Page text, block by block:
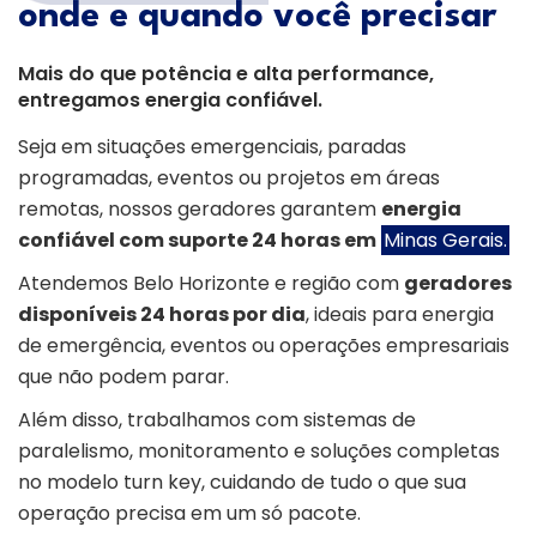
onde e quando você precisar
Mais do que potência e alta performance,
entregamos energia confiável.
Seja em situações emergenciais, paradas
programadas, eventos ou projetos em áreas
remotas, nossos geradores garantem energia
confiável com suporte 24 horas em Minas Gerais.
Atendemos Belo Horizonte e região com geradores
disponíveis 24 horas por dia, ideais para energia
de emergência, eventos ou operações empresariais
que não podem parar.
Além disso, trabalhamos com sistemas de
paralelismo, monitoramento e soluções completas
no modelo turn key, cuidando de tudo o que sua
operação precisa em um só pacote.